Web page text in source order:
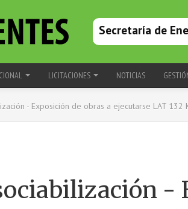
Secretaría de
LICITACIONES NOTICIAS
- Exposición de obras a ejecutarse LAT
-